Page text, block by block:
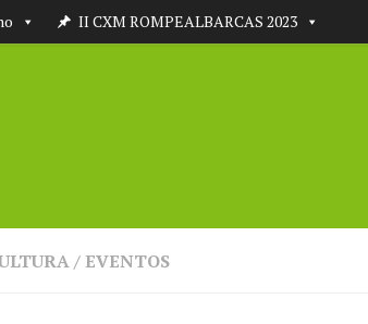
II CXM ROMPEALBARCAS 2023
/ EVENTOS